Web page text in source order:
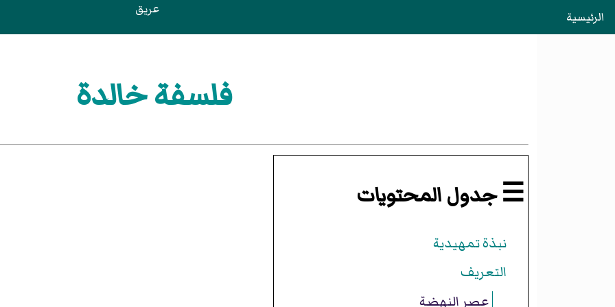
الرئيسية عريق
فلسفة خالدة
☰ جدول المحتويات
نبذة تمهيدية
التعريف
عصر النهضة